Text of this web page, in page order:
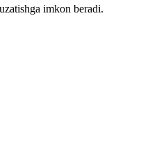
imkon beradi.